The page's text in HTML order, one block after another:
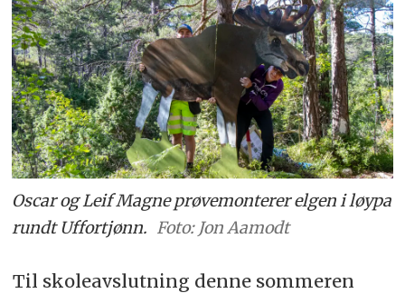
Oscar og Leif Magne prøvemonterer elgen i løypa
rundt Uffortjønn. Foto: Jon Aamodt
Til skoleavslutning denne sommeren